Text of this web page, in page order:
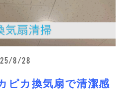
8/28
カ換気扇で清潔感